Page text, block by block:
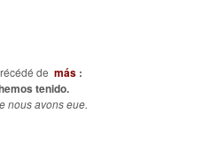
de más :
tenido.
nous avons eue.